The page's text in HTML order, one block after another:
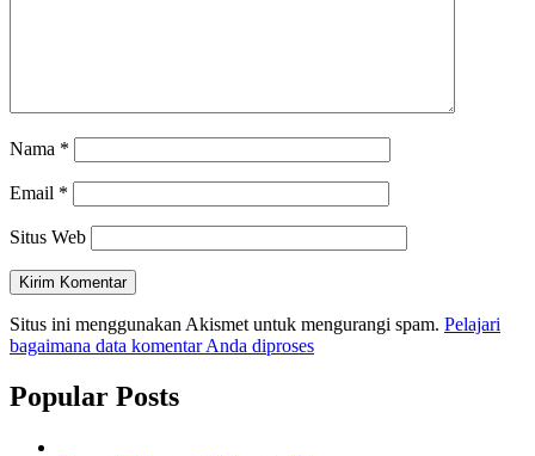
Nama *
Email *
Situs Web
Situs ini menggunakan Akismet untuk mengurangi spam. Pelajari
bagaimana data komentar Anda diproses
Popular Posts